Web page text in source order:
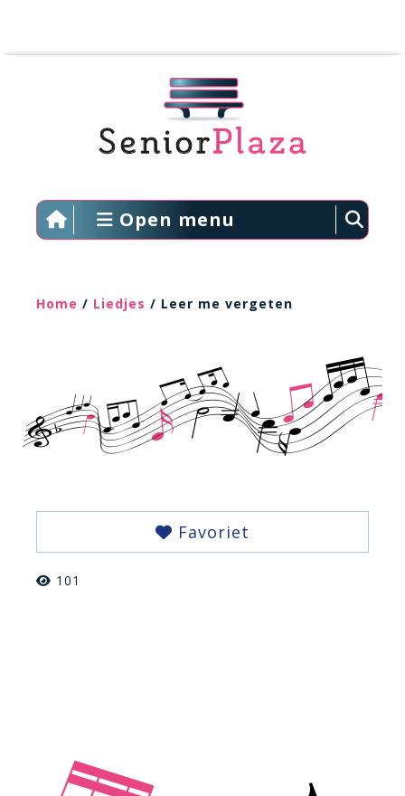
Open menu
Home / Liedjes / Leer me vergeten
Favoriet
101